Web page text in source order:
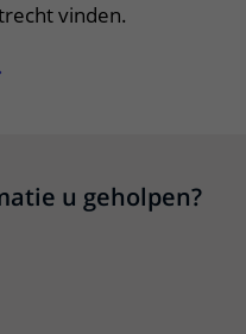
vinden.
u geholpen?